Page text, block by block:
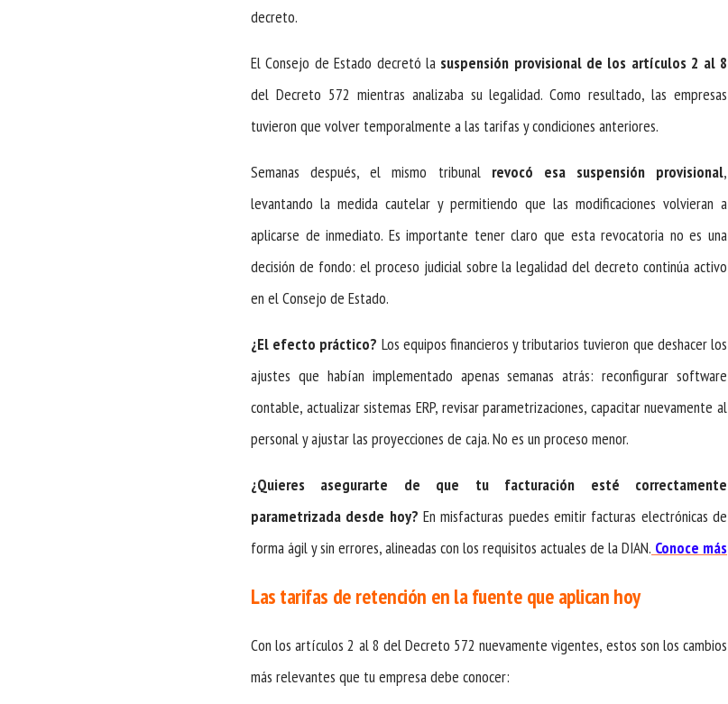
decreto.
El Consejo de Estado decretó la suspensión provisional de los artículos 2 al 8
del Decreto 572 mientras analizaba su legalidad. Como resultado, las empresas
tuvieron que volver temporalmente a las tarifas y condiciones anteriores.
Semanas después, el mismo tribunal revocó esa suspensión provisional,
levantando la medida cautelar y permitiendo que las modificaciones volvieran a
aplicarse de inmediato. Es importante tener claro que esta revocatoria no es una
decisión de fondo: el proceso judicial sobre la legalidad del decreto continúa activo
en el Consejo de Estado.
¿El efecto práctico? Los equipos financieros y tributarios tuvieron que deshacer los
ajustes que habían implementado apenas semanas atrás: reconfigurar software
contable, actualizar sistemas ERP, revisar parametrizaciones, capacitar nuevamente al
personal y ajustar las proyecciones de caja. No es un proceso menor.
¿Quieres asegurarte de que tu facturación esté correctamente
parametrizada desde hoy? En misfacturas puedes emitir facturas electrónicas de
forma ágil y sin errores, alineadas con los requisitos actuales de la DIAN. Conoce más
Las tarifas de retención en la fuente que aplican hoy
Con los artículos 2 al 8 del Decreto 572 nuevamente vigentes, estos son los cambios
más relevantes que tu empresa debe conocer: